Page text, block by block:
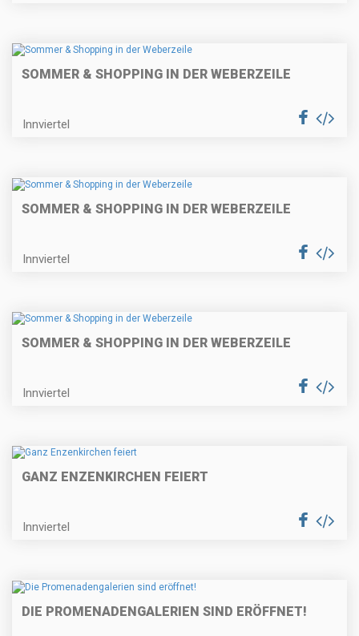
SOMMER & SHOPPING IN DER WEBERZEILE
Innviertel
SOMMER & SHOPPING IN DER WEBERZEILE
Innviertel
SOMMER & SHOPPING IN DER WEBERZEILE
Innviertel
GANZ ENZENKIRCHEN FEIERT
Innviertel
DIE PROMENADENGALERIEN SIND ERÖFFNET!